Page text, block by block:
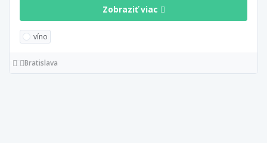
Zobraziť viac
víno
Bratislava